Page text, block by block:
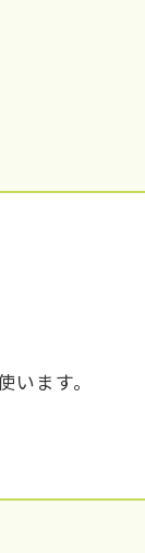
ます。